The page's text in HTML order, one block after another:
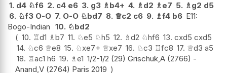
1. d4 ♘f6 2. c4 e6 3. g3 ♗b4+ 4. ♗d2 ♗e7 5. ♗g2 d5
6. ♘f3 O-O 7. O-O ♘bd7 8. ♕c2 c6 9. ♗f4 b6 E11:
Bogo-Indian 10. ♘bd2
10. ♖d1 ♗b7 11. ♘e5 ♘h5 12. ♗d2 ♘hf6 13. cxd5 cxd5
14. ♘c6 ♕e8 15. ♘xe7+ ♕xe7 16. ♘c3 ♖fc8 17. ♕d3 a5
18. ♖ac1 h6 19. ♗e1 1/2-1/2 (29) Grischuk,A (2766) -
Anand,V (2764) Paris 2019